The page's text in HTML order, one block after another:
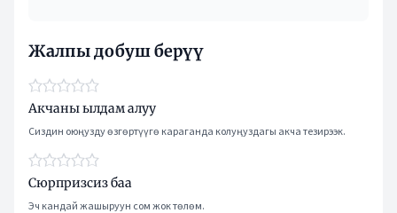
Жалпы добуш берүү
Акчаны ылдам алуу
Сиздин оюңузду өзгөртүүгө караганда колуңуздагы акча тезирээк.
Сюрпризсиз баа
Эч кандай жашыруун сом жок төлөм.